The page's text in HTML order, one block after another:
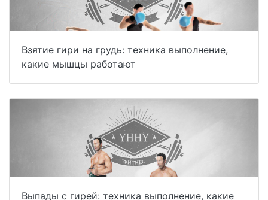
Взятие гири на грудь: техника выполнение,
какие мышцы работают
Выпады с гирей: техника выполнение, какие